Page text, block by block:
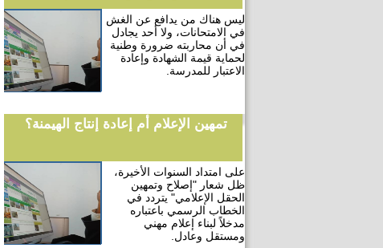
ليس هناك من يدافع عن الغش
في الامتحانات، ولا أحد يجادل
في أن محاربته ضرورة وطنية
لحماية قيمة الشهادة وإعادة
الاعتبار للمدرسة.
تمهين الإعلام أم إعادة إنتاج الهيمنة؟
على امتداد السنوات الأخيرة،
ظل شعار "إصلاح وتمهين
الحقل الإعلامي" يتردد في
الخطاب الرسمي باعتباره
مدخلاً لبناء إعلام مهني
ومستقل وعادل.